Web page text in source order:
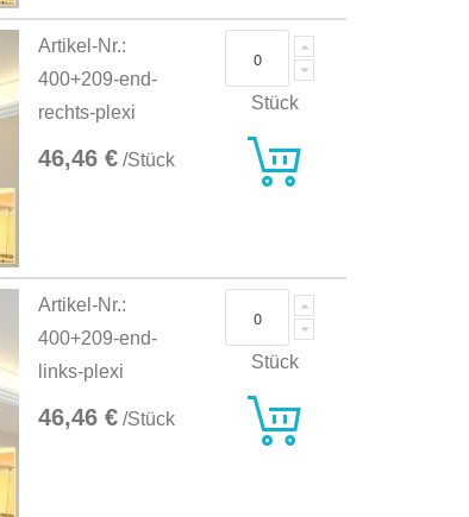
Artikel-Nr.:
400+209-end-
rechts-plexi
46,46 € /Stück
Stück
Artikel-Nr.:
400+209-end-
links-plexi
46,46 € /Stück
Stück